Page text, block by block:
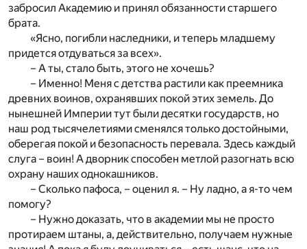
забросил Академию и принял обязанности старшего
брата.
«Ясно, погибли наследники, и теперь младшему
придется отдуваться за всех».
– А ты, стало быть, этого не хочешь?
– Именно! Меня с детства растили как преемника
древних воинов, охранявших покой этих земель. До
нынешней Империи тут были десятки государств, но
наш род тысячелетиями сменялся только достойными,
оберегая покой и безопасность перевала. Здесь каждый
слуга – воин! А дворник способен метлой разогнать всю
охрану наших однокашников.
– Сколько пафоса, – оценил я. – Ну ладно, а я-то чем
помогу?
– Нужно доказать, что в академии мы не просто
протираем штаны, а, действительно, получаем нужные